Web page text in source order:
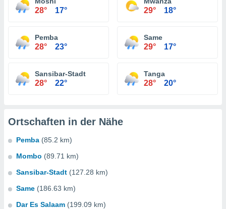
28° 17° 29° 18°
Pemba
28° 23°
Same
29° 17°
Sansibar-Stadt
28° 22°
Tanga
28° 20°
Ortschaften in der Nähe
Pemba (85.2 km)
Mombo (89.71 km)
Sansibar-Stadt (127.28 km)
Same (186.63 km)
Dar Es Salaam (199.09 km)